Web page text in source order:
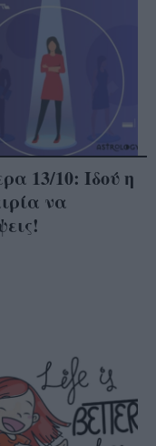
13/10: Ιδού η
να